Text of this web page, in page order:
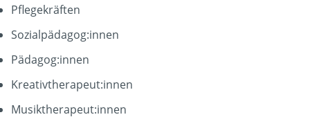
Pflegekräften
Sozialpädagog:innen
Pädagog:innen
Kreativtherapeut:innen
Musiktherapeut:innen